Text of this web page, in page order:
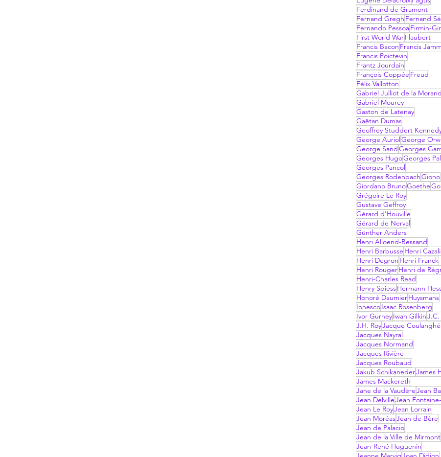
Ferdinand de Gramont
Fernand Gregh Fernand
Fernando PessoaFirmin-
First World WarFlaubert
Francis Bacon Francis
Francis Poictevin
Frantz Jourdain
François Coppée Freud
Félix Vallotton
Gabriel Julliot de la
Gabriel Mourey
Gaston de Latenay
Gaëtan Dumas
Geoffrey Studdert
George Auriol George
George Sand Georges
Georges HugoGeorges
Georges Pancol
Georges RodenbachGiono
Giordano BrunoGoethe
Grégoire Le Roy
Gustave Geffroy
Gérard d'Houville
Gérard de Nerval
Günther Anders
Henri Alloend-Bessand
Henri Barbusse Henri
Henri Degron Henri Franck
Henri RougerHenri de
Henri-Charles Read
Henry SpiessHermann
Honoré DaumierHuysmans
IonescoIsaac Rosenberg
Ivor GurneyIwan Gilkin
J.H. RoyJacque
Jacques Nayral
Jacques Normand
Jacques Rivière
Jacques Roubaud
Jakub SchikanederJames
James Mackereth
Jane de la VaudèreJean
Jean DelvilleJean
Jean Le RoyJean Lorrain
Jean MoréasJean de Bère
Jean de Palacio
Jean de la Ville de Mirmont
Jean-René Huguenin